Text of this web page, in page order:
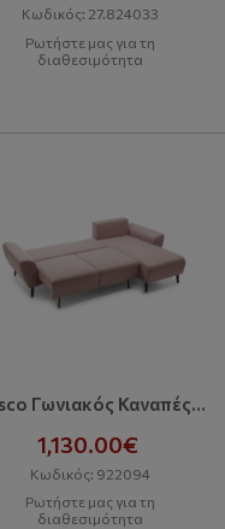
Κωδικός: 27.824033
Ρωτήστε μας για τη
διαθεσιμότητα
Bosco Γωνιακός Καναπές Με Κρεβάτι Και Αποθηκευτικό Χώρο
1,130.00€
Κωδικός: 922094
Ρωτήστε μας για τη
διαθεσιμότητα